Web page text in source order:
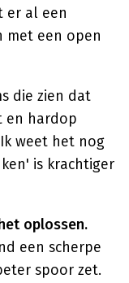
er al een
met een open
die zien dat
en hardop
weet het nog
is krachtiger
oplossen.
een scherpe
spoor zet.